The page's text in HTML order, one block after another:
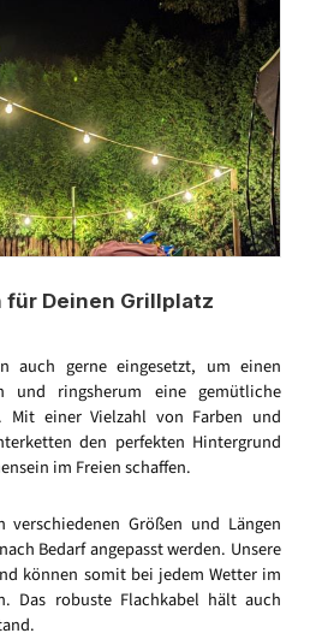
Deinen Grillplatz
auch gerne eingesetzt, um einen
und ringsherum eine gemütliche
Mit einer Vielzahl von Farben und
den perfekten Hintergrund
im Freien schaffen.
Größen und Längen
Bedarf angepasst werden. Unsere
können somit bei jedem Wetter im
Das robuste Flachkabel hält auch